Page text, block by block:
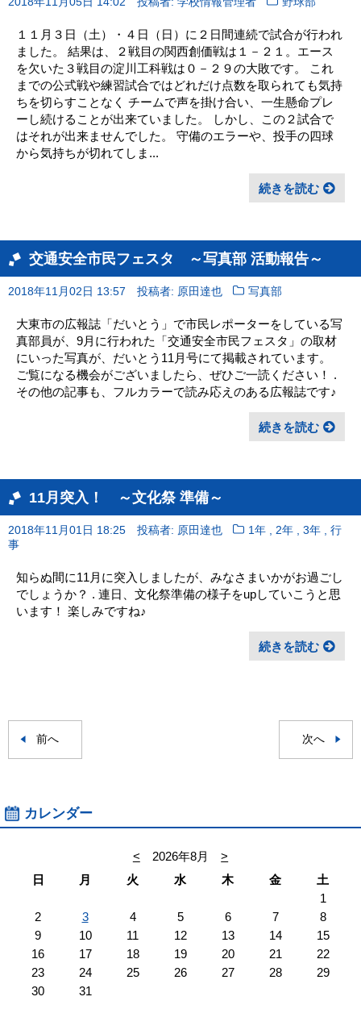
１１月３日（土）・４日（日）に２日間連続で試合が行われ
ました。 結果は、２戦目の関西創価戦は１－２１。エース
を欠いた３戦目の淀川工科戦は０－２９の大敗です。 これ
までの公式戦や練習試合ではどれだけ点数を取られても気持
ちを切らすことなく チームで声を掛け合い、一生懸命プレ
ーし続けることが出来ていました。 しかし、この２試合で
はそれが出来ませんでした。 守備のエラーや、投手の四球
から気持ちが切れてしま...
続きを読む
交通安全市民フェスタ ～写真部 活動報告～
2018年11月02日 13:57 投稿者: 原田達也 写真部
大東市の広報誌「だいとう」で市民レポーターをしている写
真部員が、9月に行われた「交通安全市民フェスタ」の取材
にいった写真が、だいとう11月号にて掲載されています。
ご覧になる機会がございましたら、ぜひご一読ください！ .
その他の記事も、フルカラーで読み応えのある広報誌です♪
続きを読む
11月突入！ ～文化祭 準備～
2018年11月01日 18:25 投稿者: 原田達也 1年 2年 ,3年 ,行
事
知らぬ間に11月に突入しましたが、みなさまいかがお過ごし
でしょうか？ . 連日、文化祭準備の様子をupしていこうと思
います！ 楽しみですね♪
続きを読む
前へ 次へ
カレンダー
< 2026年8月
>
日
月 火 水 木 金
土
1
2
3 4 5 6 7
8
9
10 11 12 13 14
15
16
17 18 19 20 21
22
23
24 25 26 27 28
29
30
31